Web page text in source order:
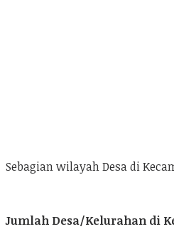
Sebagian wilayah Desa di
Jumlah Desa/Kelurahan di